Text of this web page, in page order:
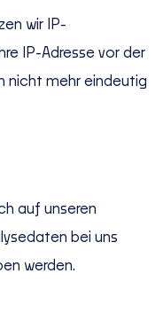
wir IP-
IP-Adresse vor der
nicht mehr eindeutig
auf unseren
bei uns
werden.